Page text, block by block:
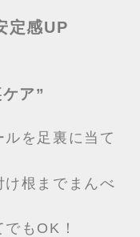
定感UP
ア”
を足裏に当て
け根までまんべ
もOK！